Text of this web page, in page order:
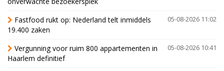
05-08-2026 11:02
Fastfood rukt op: Nederland telt inmiddels
19.400 zaken
05-08-2026 10:41
Vergunning voor ruim 800 appartementen in
Haarlem definitief